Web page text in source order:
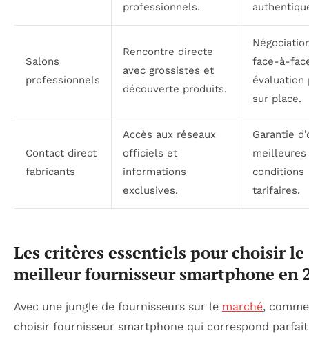
professionnels.
Salons
professionnels
Rencontre directe
avec grossistes et
découverte produits.
face-à-
évaluation
sur place.
Contact direct
fabricants
Accès aux réseaux
officiels et
informations
exclusives.
Garantie
meilleures
conditions
tarifaires.
Les critères essentiels pour choisir le
meilleur fournisseur smartphone en
Avec une jungle de fournisseurs sur le marché,
choisir fournisseur smartphone qui correspond